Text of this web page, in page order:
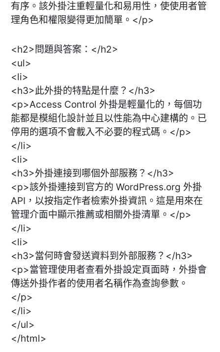
有序。該外掛注重輕量化和易用性，使使用者管
理角色和權限變得更加簡單。</p>
<h2>問題與答案：</h2>
<ul>
<li>
<h3>此外掛的特點是什麼？</h3>
<p>Access Control 外掛是輕量化的，每個功
能都是模組化設計並且以性能為中心建構的。已
停用的選項不會載入不必要的程式碼。</p>
</li>
<li>
<h3>外掛連接到哪個外部服務？</h3>
<p>該外掛連接到官方的 WordPress.org 外掛
API，以按指定作者檢索外掛資訊。這是用來在
管理介面中顯示推薦或相關外掛清單。</p>
</li>
<li>
<h3>當何時會發送資料到外部服務？</h3>
<p>當管理使用者查看外掛設定頁面時，外掛會
傳送外掛作者的使用者名稱作為查詢參數。
</p>
</li>
</ul>
</html>